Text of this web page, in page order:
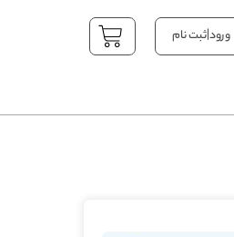
ورود|ثبت نام
YOUR CART